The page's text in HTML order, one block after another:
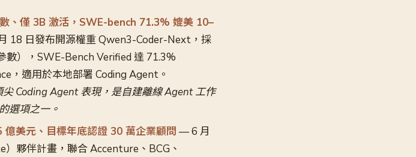
、僅 3B 激活，SWE-bench 71.3% 媲美 10–
18 日發布開源權重 Qwen3-Coder-Next，採
數），SWE-Bench Verified 達 71.3%
，適用於本地部署 Coding Agent。
Coding Agent 表現，是自建離線 Agent 工作
選項之一。
美元、目標年底認證 30 萬企業顧問 — 6 月
夥伴計畫，聯合 Accenture、BCG、